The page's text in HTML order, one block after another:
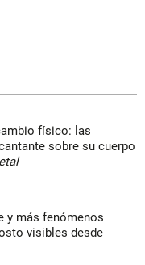
físico: las
sobre su cuerpo
y más fenómenos
visibles desde